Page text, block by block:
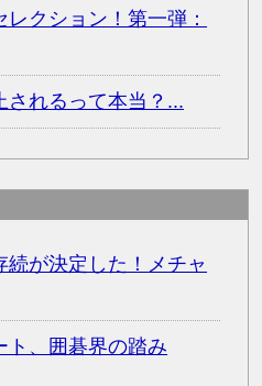
クション！第一弾：
されるって本当？...
続が決定した！メチャ
ト、囲碁界の踏み